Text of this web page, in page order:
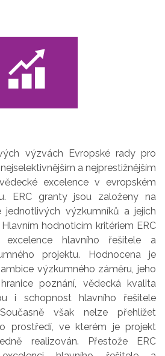
výzvách Evropské rady pro
a nejprestižnějším
excelence v evropském
ERC granty jsou založeny na
jednotlivých výzkumníků a jejich
hodnoticím kritériem ERC
hlavního řešitele a
projektu. Hodnocena je
výzkumného záměru, jeho
poznání, vědecká kvalita
i schopnost hlavního řešitele
však nelze přehlížet
prostředí, ve kterém je projekt
realizován. Přestože ERC